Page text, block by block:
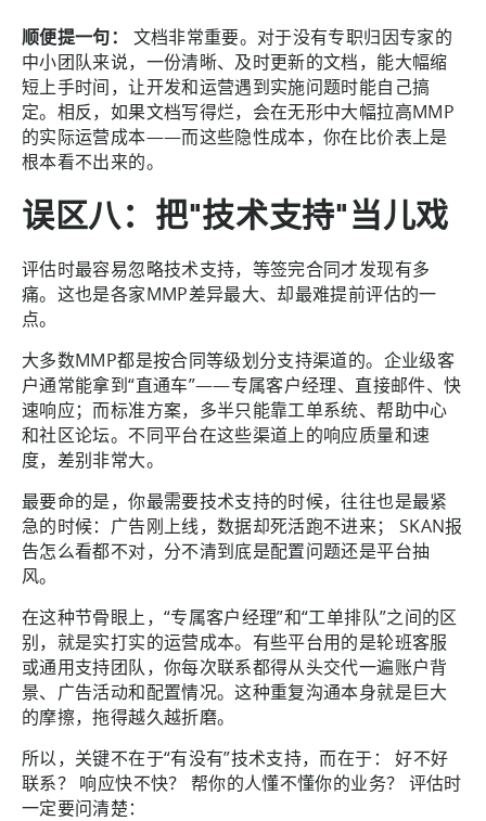
顺便提一句：
文档非常重要。对于没有专职归因专家的
中小团队来说，一份清晰、及时更新的文档，能大幅缩
短上手时间，让开发和运营遇到实施问题时能自己搞
定。相反，如果文档写得烂，会在无形中大幅拉高MMP
的实际运营成本——而这些隐性成本，你在比价表上是
根本看不出来的。
误区八：把"技术支持"当儿戏
评估时最容易忽略技术支持，等签完合同才发现有多
痛。这也是各家MMP差异最大、却最难提前评估的一
点。
大多数MMP都是按合同等级划分支持渠道的。企业级客
户通常能拿到“直通车”——专属客户经理、直接邮件、快
速响应；而标准方案，多半只能靠工单系统、帮助中心
和社区论坛。不同平台在这些渠道上的响应质量和速
度，差别非常大。
最要命的是，你最需要技术支持的时候，往往也是最紧
急的时候：广告刚上线，数据却死活跑不进来； SKAN报
告怎么看都不对，分不清到底是配置问题还是平台抽
风。
在这种节骨眼上，“专属客户经理”和“工单排队”之间的区
别，就是实打实的运营成本。有些平台用的是轮班客服
或通用支持团队，你每次联系都得从头交代一遍账户背
景、广告活动和配置情况。这种重复沟通本身就是巨大
的摩擦，拖得越久越折磨。
所以，关键不在于“有没有”技术支持，而在于： 好不好
联系？ 响应快不快？ 帮你的人懂不懂你的业务？ 评估时
一定要问清楚：